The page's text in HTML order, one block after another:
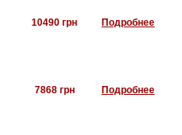
10490 грн Подробнее
7868 грн Подробнее